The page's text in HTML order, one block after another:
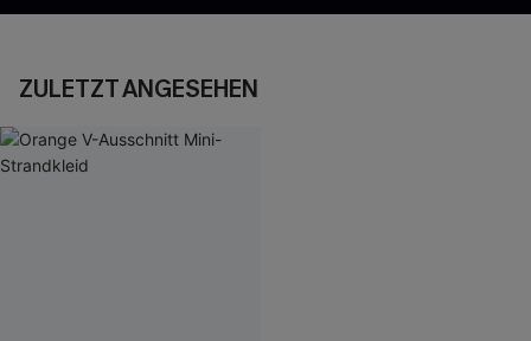
ZULETZT ANGESEHEN